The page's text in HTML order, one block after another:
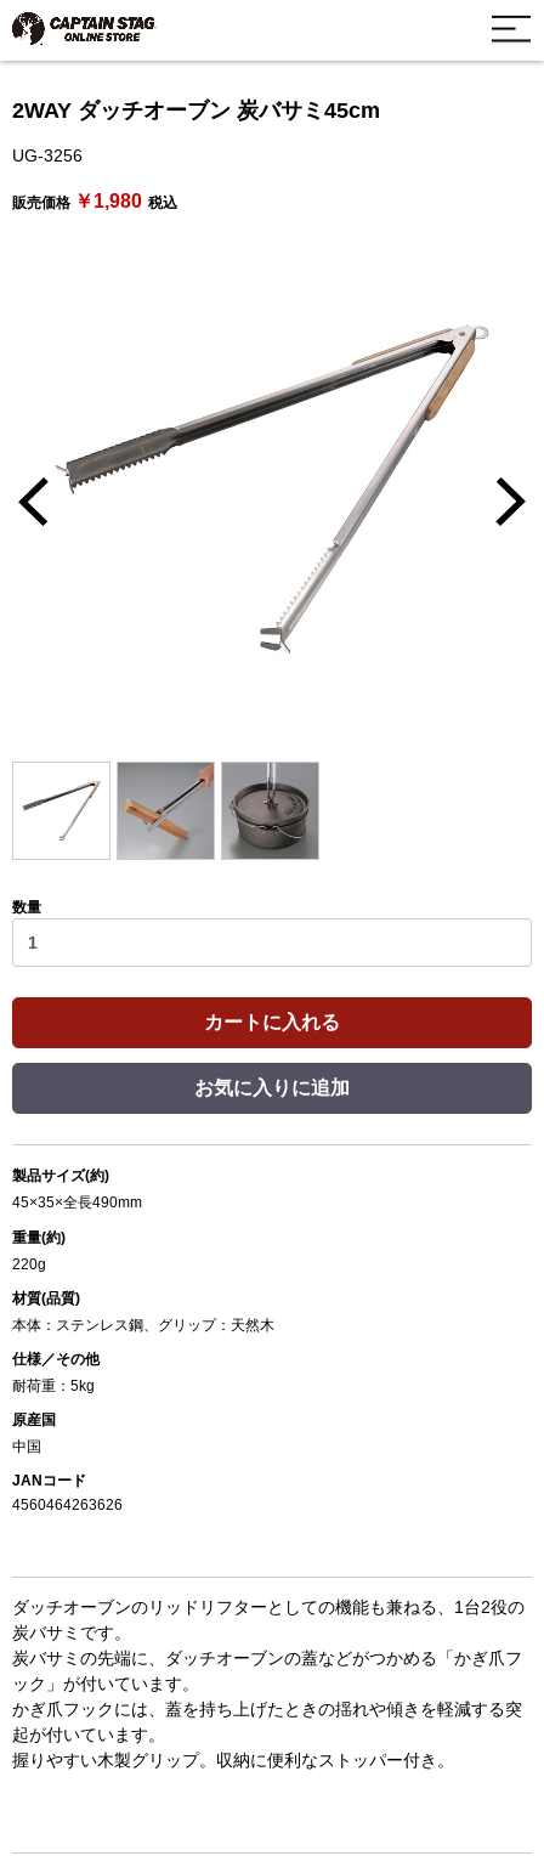
2WAY ダッチオーブン 炭バサミ45cm
UG-3256
販売価格 ￥1,980 税込
数量
カートに入れる
お気に入りに追加
製品サイズ(約)
45×35×全長490mm
重量(約)
220g
材質(品質)
本体：ステンレス鋼、グリップ：天然木
仕様／その他
耐荷重：5kg
原産国
中国
JANコード
4560464263626
ダッチオーブンのリッドリフターとしての機能も兼ねる、1台2役の
炭バサミです。
炭バサミの先端に、ダッチオーブンの蓋などがつかめる「かぎ爪フ
ック」が付いています。
かぎ爪フックには、蓋を持ち上げたときの揺れや傾きを軽減する突
起が付いています。
握りやすい木製グリップ。収納に便利なストッパー付き。